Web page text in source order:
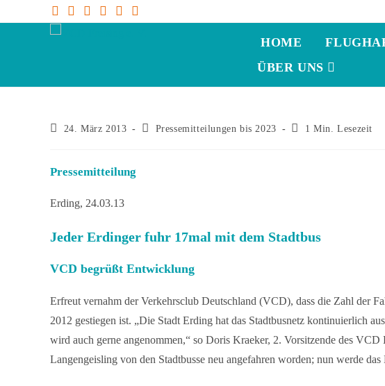
HOME
ÜBER UNS
24. März 2013 Pressemitteilungen bis 2023 1 Min. Lesezeit
Pressemitteilung
Erding, 24.03.13
Jeder Erdinger fuhr 17mal mit dem Stadtbus
VCD begrüßt Entwicklung
Erfreut vernahm der Verkehrsclub Deutschland (VCD), dass die Zahl der
2012 gestiegen ist. „Die Stadt Erding hat das Stadtbusnetz kontinuierlich
wird auch gerne angenommen,“ so Doris Kraeker, 2. Vorsitzende des VCD
Langengeisling von den Stadtbusse neu angefahren worden; nun werde